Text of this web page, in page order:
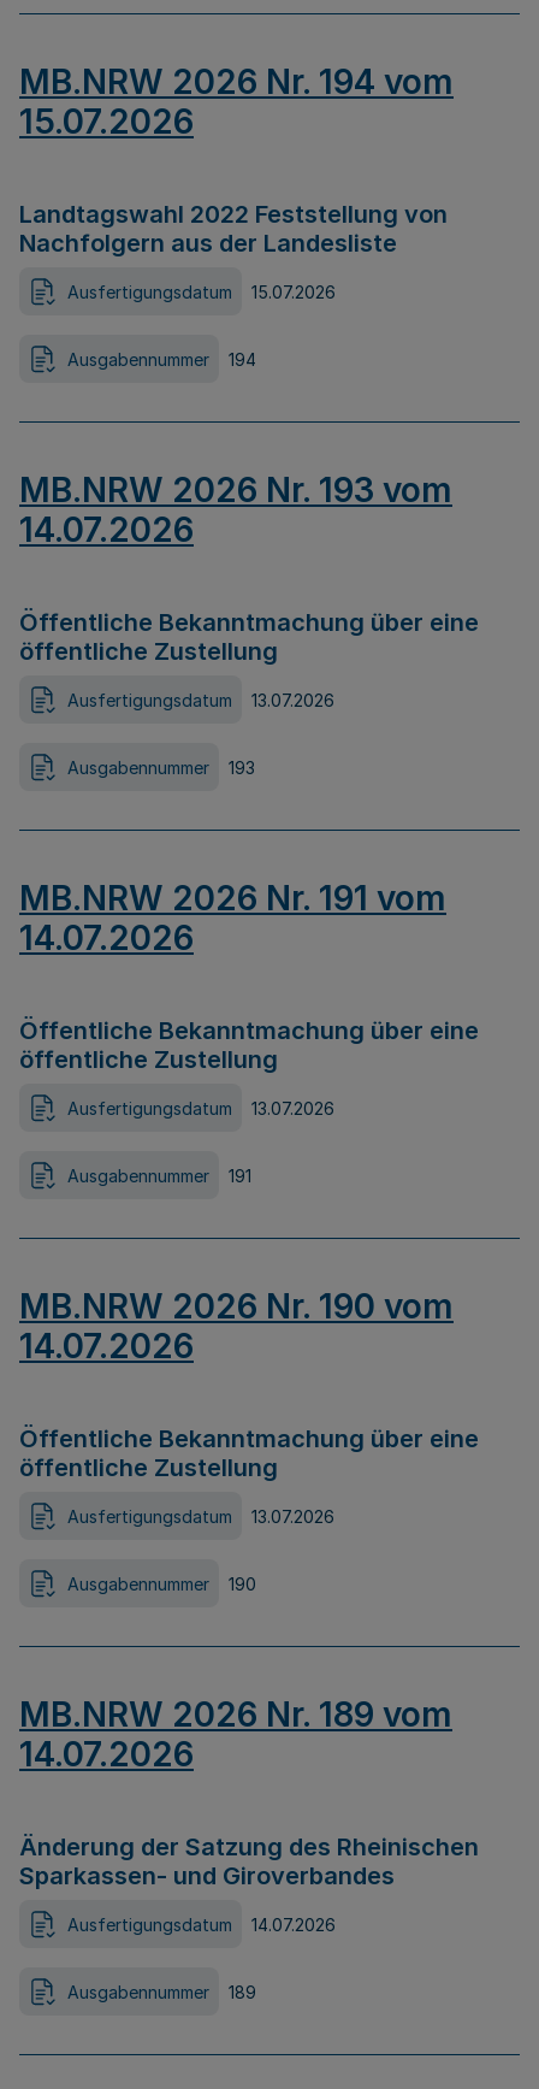
MB.NRW 2026 Nr. 194 vom
15.07.2026
Landtagswahl 2022 Feststellung von
Nachfolgern aus der Landesliste
Ausfertigungsdatum 15.07.2026
Ausgabennummer 194
MB.NRW 2026 Nr. 193 vom
14.07.2026
Öffentliche Bekanntmachung über eine
öffentliche Zustellung
Ausfertigungsdatum 13.07.2026
Ausgabennummer 193
MB.NRW 2026 Nr. 191 vom
14.07.2026
Öffentliche Bekanntmachung über eine
öffentliche Zustellung
Ausfertigungsdatum 13.07.2026
Ausgabennummer 191
MB.NRW 2026 Nr. 190 vom
14.07.2026
Öffentliche Bekanntmachung über eine
öffentliche Zustellung
Ausfertigungsdatum 13.07.2026
Ausgabennummer 190
MB.NRW 2026 Nr. 189 vom
14.07.2026
Änderung der Satzung des Rheinischen
Sparkassen- und Giroverbandes
Ausfertigungsdatum 14.07.2026
Ausgabennummer 189